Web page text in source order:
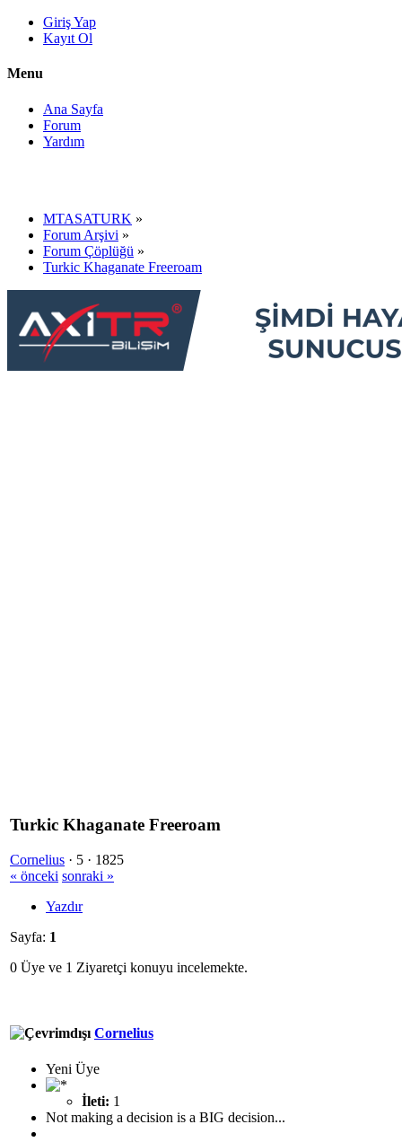
Giriş Yap
Kayıt Ol
Menu
Ana Sayfa
Forum
Yardım
MTASATURK »
Forum Arşivi »
Forum Çöplüğü »
Turkic Khaganate Freeroam
Turkic Khaganate Freeroam
Cornelius · 5 · 1825
« önceki sonraki »
Yazdır
Sayfa: 1
0 Üye ve 1 Ziyaretçi konuyu incelemekte.
Cornelius
Yeni Üye
İleti: 1
Not making a decision is a BIG decision...